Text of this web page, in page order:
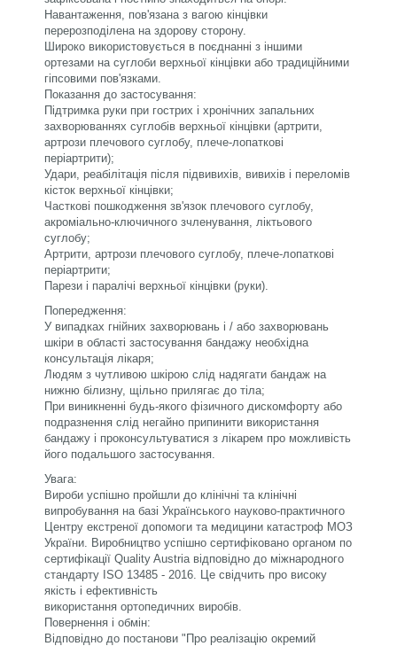
Навантаження, пов'язана з вагою кінцівки
перерозподілена на здорову сторону.
Широко використовується в поєднанні з іншими
ортезами на суглоби верхньої кінцівки або традиційними
гіпсовими пов'язками.
Показання до застосування:
Підтримка руки при гострих і хронічних запальних
захворюваннях суглобів верхньої кінцівки (артрити,
артрози плечового суглобу, плече-лопаткові
періартрити);
Удари, реабілітація після підвивихів, вивихів і переломів
кісток верхньої кінцівки;
Часткові пошкодження зв'язок плечового суглобу,
акроміально-ключичного зчленування, ліктьового
суглобу;
Артрити, артрози плечового суглобу, плече-лопаткові
періартрити;
Парези і паралічі верхньої кінцівки (руки).
Попередження:
У випадках гнійних захворювань і / або захворювань
шкіри в області застосування бандажу необхідна
консультація лікаря;
Людям з чутливою шкірою слід надягати бандаж на
нижню білизну, щільно прилягає до тіла;
При виникненні будь-якого фізичного дискомфорту або
подразнення слід негайно припинити використання
бандажу і проконсультуватися з лікарем про можливість
його подальшого застосування.
Увага:
Вироби успішно пройшли до клінічні та клінічні
випробування на базі Українського науково-практичного
Центру екстреної допомоги та медицини катастроф МОЗ
України. Виробництво успішно сертифіковано органом по
сертифікації Quality Austria відповідно до міжнародного
стандарту ISO 13485 - 2016 . Це свідчить про високу
якість і ефективність
використання ортопедичних виробів.
Повернення і обмін:
Відповідно до постанови "Про реалiзацiю окремий